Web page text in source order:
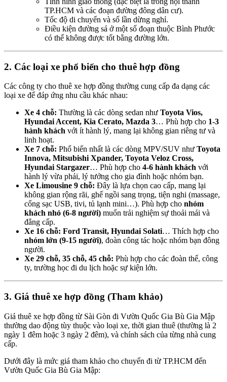
TP.HCM và các đoạn đường đông dân cư).
Tốc độ di chuyển và số lần dừng nghỉ.
Điều kiện đường sá ở một số đoạn thuộc Bình Phước
có thể không được tốt bằng đường lớn.
2. Các loại xe phổ biến cho thuê hợp đồng
Các công ty cho thuê xe hợp đồng thường cung cấp đa dạng các
loại xe để đáp ứng nhu cầu khác nhau:
Xe 4 chỗ: Thường là các dòng sedan như Toyota Vios,
Hyundai Accent, Kia Cerato, Mazda 3… Phù hợp cho 1-3
hành khách với ít hành lý, mang lại không gian riêng tư và
linh hoạt.
Xe 7 chỗ: Phổ biến nhất là các dòng MPV/SUV như Toyota
Innova, Mitsubishi Xpander, Toyota Veloz Cross,
Hyundai Stargazer… Phù hợp cho 4-6 hành khách với
hành lý vừa phải, lý tưởng cho gia đình hoặc nhóm bạn.
Xe Limousine 9 chỗ: Đây là lựa chọn cao cấp, mang lại
không gian rộng rãi, ghế ngồi sang trọng, tiện nghi (massage,
cổng sạc USB, tivi, tủ lạnh mini…). Phù hợp cho nhóm
khách nhỏ (6-8 người) muốn trải nghiệm sự thoải mái và
đẳng cấp.
Xe 16 chỗ: Ford Transit, Hyundai Solati… Thích hợp cho
nhóm lớn (9-15 người), đoàn công tác hoặc nhóm bạn đông
người.
Xe 29 chỗ, 35 chỗ, 45 chỗ: Phù hợp cho các đoàn thể, công
ty, trường học đi du lịch hoặc sự kiện lớn.
3. Giá thuê xe hợp đồng (Tham khảo)
Giá thuê xe hợp đồng từ Sài Gòn đi Vườn Quốc Gia Bù Gia Mập
thường dao động tùy thuộc vào loại xe, thời gian thuê (thường là 2
ngày 1 đêm hoặc 3 ngày 2 đêm), và chính sách của từng nhà cung
cấp.
Dưới đây là mức giá tham khảo cho chuyến đi từ TP.HCM đến
Vườn Quốc Gia Bù Gia Mập: